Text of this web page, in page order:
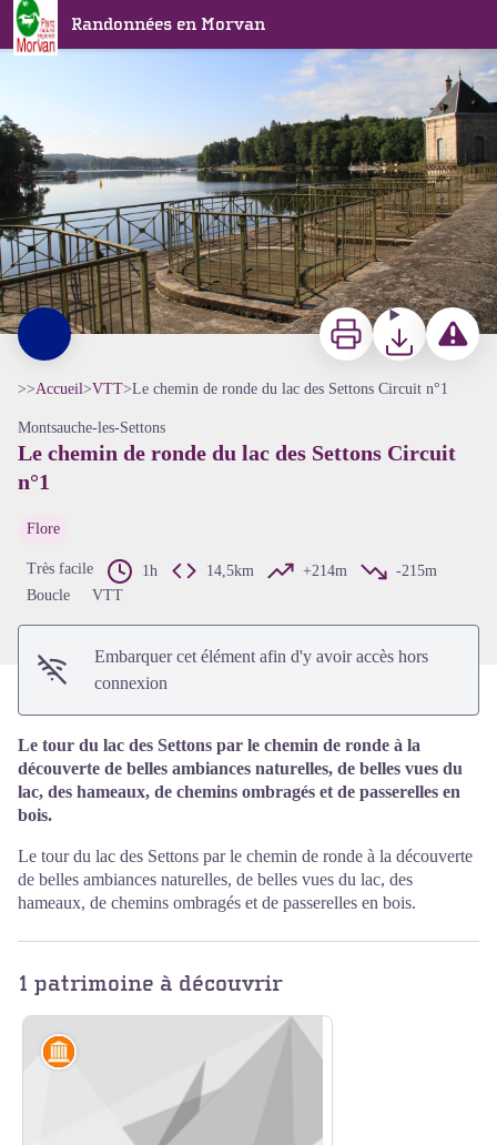
Randonnées en Morvan
Le chemin de ronde du lac des Settons Circuit n°1
Lac des Settons - Alain Millot Pnr Morvan
ImprimerTéléchargerSignaler
>>Accueil>VTT>Le chemin de ronde du lac des Settons Circuit n°1
Montsauche-les-Settons
Le chemin de ronde du lac des Settons Circuit
n°1
Flore
Très facile 1h 14,5km +214m
-215m
Boucle
VTT
Embarquer cet élément afin d'y avoir accès hors
connexion
Le tour du lac des Settons par le chemin de ronde à la
découverte de belles ambiances naturelles, de belles vues du
lac, des hameaux, de chemins ombragés et de passerelles en
bois.
Le tour du lac des Settons par le chemin de ronde à la découverte
de belles ambiances naturelles, de belles vues du lac, des
hameaux, de chemins ombragés et de passerelles en bois.
1 patrimoine à découvrir
Artisanat et industrie